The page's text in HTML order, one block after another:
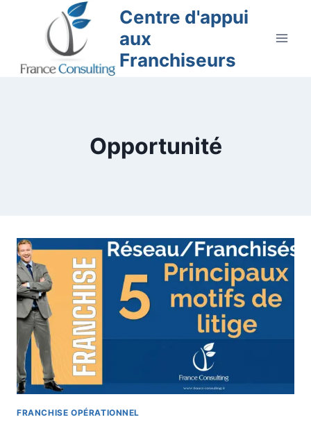
Centre d'appui
aux
Franchiseurs
Opportunité
FRANCHISE OPÉRATIONNEL